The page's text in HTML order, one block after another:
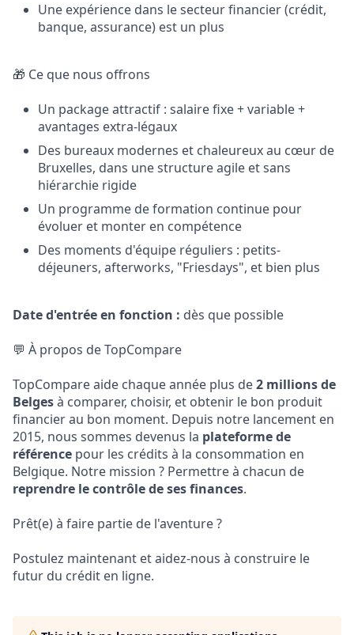
Une expérience dans le secteur financier (crédit,
banque, assurance) est un plus
🎁 Ce que nous offrons
Un package attractif : salaire fixe + variable +
avantages extra-légaux
Des bureaux modernes et chaleureux au cœur de
Bruxelles, dans une structure agile et sans
hiérarchie rigide
Un programme de formation continue pour
évoluer et monter en compétence
Des moments d'équipe réguliers : petits-
déjeuners, afterworks, "Friesdays", et bien plus
Date d'entrée en fonction : dès que possible
💬 À propos de TopCompare
TopCompare aide chaque année plus de2 millions de
Belgesà comparer, choisir, et obtenir le bon produit
financier au bon moment. Depuis notre lancement en
2015, nous sommes devenus la plateforme de
référence pour les crédits à la consommation en
Belgique. Notre mission ? Permettre à chacun de
reprendre le contrôle de ses finances.
Prêt(e) à faire partie de l'aventure ?
Postulez maintenant et aidez-nous à construire le
futur du crédit en ligne.